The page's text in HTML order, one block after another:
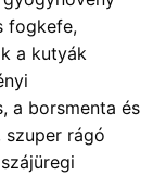
fogkefe,
a kutyák
a borsmenta és
szuper rágó